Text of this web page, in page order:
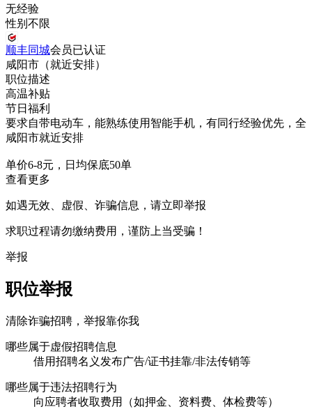
无经验
性别不限
顺丰同城会员已认证
咸阳市（就近安排）
职位描述
高温补贴
节日福利
要求自带电动车，能熟练使用智能手机，有同行经验优先，全
咸阳市就近安排
单价6-8元，日均保底50单
查看更多
如遇无效、虚假、诈骗信息，请立即举报
求职过程请勿缴纳费用，谨防上当受骗！
举报
职位举报
清除诈骗招聘，举报靠你我
哪些属于虚假招聘信息
借用招聘名义发布广告/证书挂靠/非法传销等
哪些属于违法招聘行为
向应聘者收取费用（如押金、资料费、体检费等）